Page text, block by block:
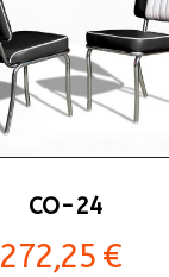
CO-24
272,25 €